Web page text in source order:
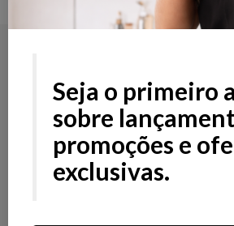
Preço
Promoção
Seja o primeiro
sobre
promoções e
exclusivas.